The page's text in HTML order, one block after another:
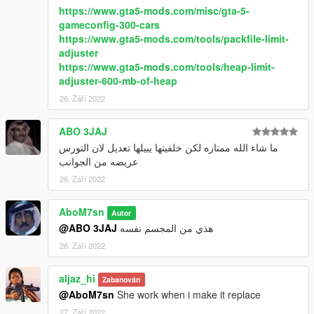
Working Dials
HQ interior
Mirrors Have Real Reflections
Support ALL game features
Grand Theft Auto V\mods\update\x64\dlcpacks
Discord Server : https://discord.gg/9dZN5nkC9K
Discord : abom7sn
https://www.gta5-mods.com/misc/gta-5-
gameconfig-300-cars
https://www.gta5-mods.com/tools/packfile-limit-
adjuster
https://www.gta5-mods.com/tools/heap-limit-
adjuster-600-mb-of-heap
26. Září 2022
ABO 3JAJ
ما شاء الله ممتازه لكن خلفيتها يبيلها تعديل لان التورس
عريضه من الجوانب
26. Září 2022
AboM7sn Autor
@ABO 3JAJ هذي من المجسم نفسه
26. Září 2022
aljaz_hi Zabanován
@AboM7sn She work when i make it replace